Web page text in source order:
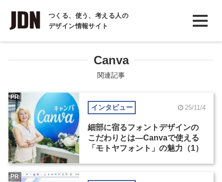
つくる、使う、考える人の
デザイン情報サイト
INTERVIEW
インタビュー
COLUMN
コラム
Canva
関連記事
インタビュー 25/11/4
細部に宿るフォントデザインの
こだわりとは―Canvaで使える
「モトヤフォント」の魅力（1）
PR
PR